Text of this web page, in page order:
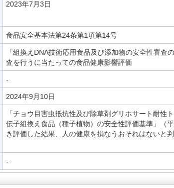
2023年7月3日
食品安全基本法第24条第1項第14号
「組換えDNA技術応用食品及び添加物の安全性審査
査を行うに当たっての食品健康影響評価
-
2024年9月10日
「チョウ目害虫抵抗性及び除草剤グリホサート耐性
伝子組換え食品（種子植物）の安全性評価基準」（
き評価した結果、人の健康を損なうおそれはないと判
-